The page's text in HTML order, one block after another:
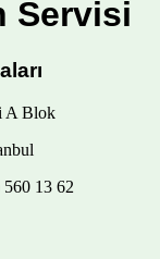
Servisi
A Blok
13 62